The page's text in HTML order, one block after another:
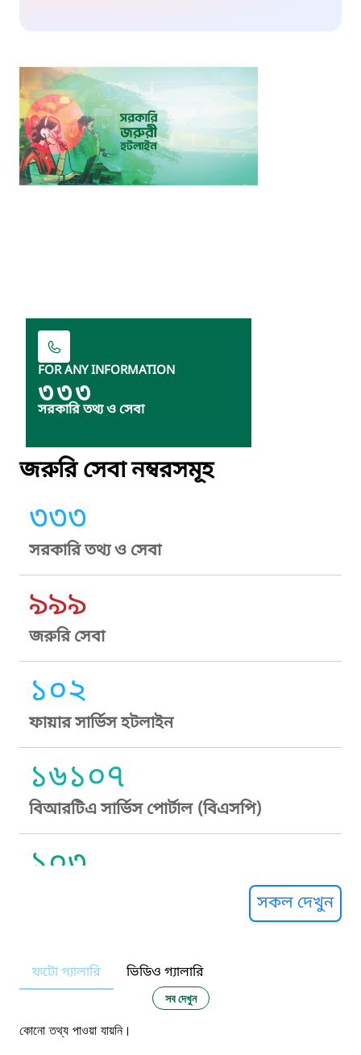
FOR ANY INFORMATION
৩৩৩
সরকারি তথ্য ও সেবা
জরুরি সেবা নম্বরসমূহ
৩৩৩
সরকারি তথ্য ও সেবা
৯৯৯
জরুরি সেবা
১০২
ফায়ার সার্ভিস হটলাইন
১৬১০৭
বিআরটিএ সার্ভিস পোর্টাল (বিএসপি)
১০৩
নারী ও শিশু নির্যাতন প্রতিরোধ
১০৬
সকল দেখুন
ফটো গ্যালারি ভিডিও গ্যালারি
সব দেখুন
কোনো তথ্য পাওয়া যায়নি।